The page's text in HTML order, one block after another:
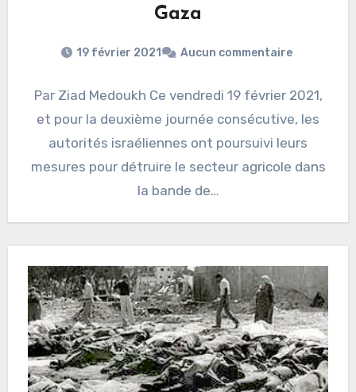
Gaza
19 février 2021 Aucun commentaire
Par Ziad Medoukh Ce vendredi 19 février 2021,
et pour la deuxième journée consécutive, les
autorités israéliennes ont poursuivi leurs
mesures pour détruire le secteur agricole dans
la bande de…